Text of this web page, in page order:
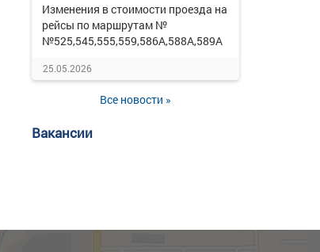
Изменения в стоимости проезда на
рейсы по маршрутам №
№525,545,555,559,586А,588А,589А
25.05.2026
Все новости »
Вакансии